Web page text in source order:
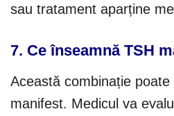
sau tratament aparține
7. Ce înseamnă TSH
Această combinație
manifest. Medicul va